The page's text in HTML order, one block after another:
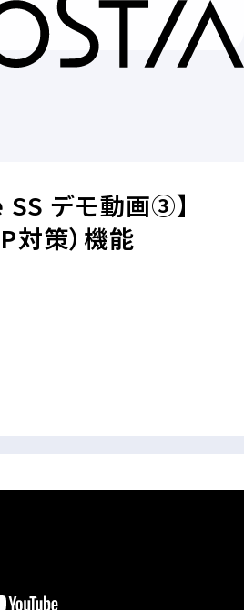
デモ動画③】
対策）機能